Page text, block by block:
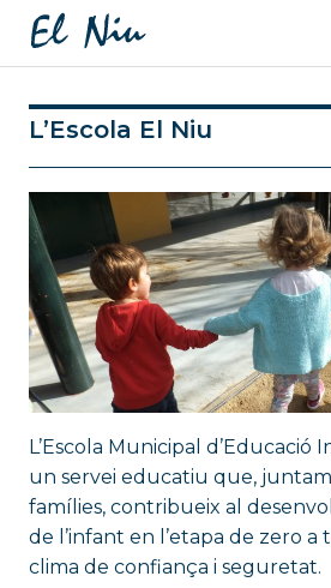
L’Escola El Niu
L’Escola Municipal d’Educació
un servei educatiu que,
famílies, contribueix al
de l’infant en l’etapa de zero a
clima de confiança i seguretat.